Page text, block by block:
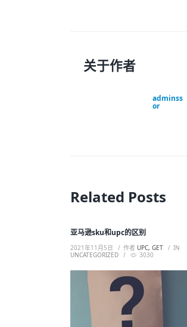
关于作者
adminss
or
Related Posts
亚马逊sku和upc的区别
2021年11月5日 作者 UPC, GET
IN
UNCATEGORIZED
3030